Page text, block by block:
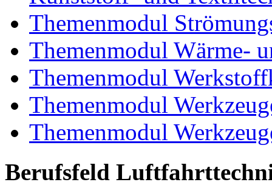
Themenmodul
Themenmodul Wärme-
Themenmodul
Themenmodul
Themenmodul
Berufsfeld